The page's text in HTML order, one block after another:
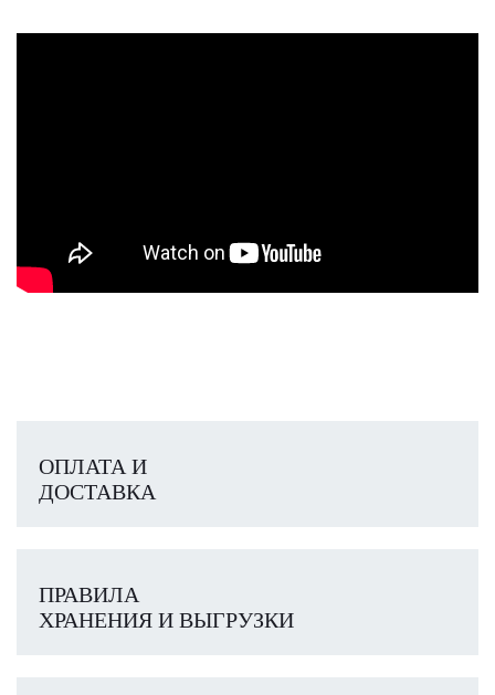
ОПЛАТА И
ДОСТАВКА
ПРАВИЛА
ХРАНЕНИЯ И ВЫГРУЗКИ